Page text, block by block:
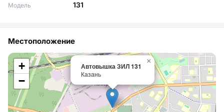
Модель 131
Местоположение
Автовышка ЗИЛ 131
Казань
×
+
−